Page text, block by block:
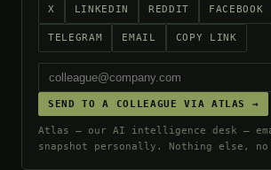
X LINKEDIN REDDIT FACEBOOK
TELEGRAM EMAIL COPY LINK
SEND TO A COLLEAGUE VIA ATLAS →
Atlas — our AI intelligence desk —
snapshot personally. Nothing else,